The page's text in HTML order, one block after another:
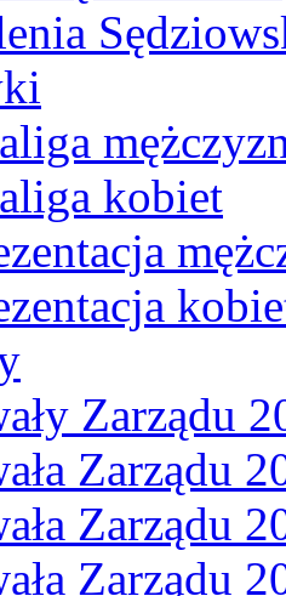
kobiet
Zarządu
Zarządu
Zarządu
Zarządu